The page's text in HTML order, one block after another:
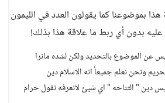
بموضوعنا كما يقولون العدد في الليمون
بدون أي ربط ما علاقة هذا بذلك!
عن الموضوع بالتحديد ولكن لشده مانرا
ونحن نعلم جميعاً انه الاسلام دين
دين " التناحه " اي شيئ لانعرفه نقول حرام